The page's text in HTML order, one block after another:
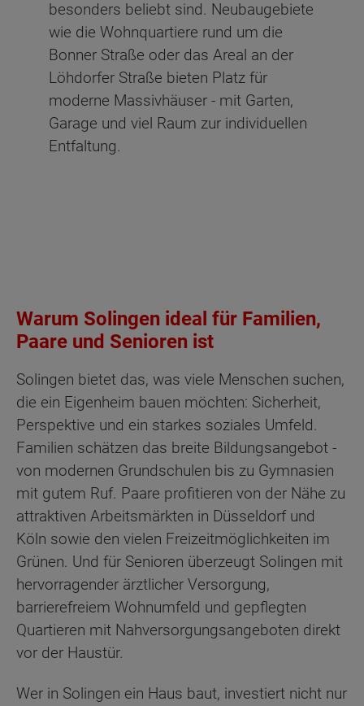
besonders beliebt sind. Neubaugebiete
wie die Wohnquartiere rund um die
Bonner Straße oder das Areal an der
Löhdorfer Straße bieten Platz für
moderne Massivhäuser - mit Garten,
Garage und viel Raum zur individuellen
Entfaltung.
Warum Solingen ideal für Familien,
Paare und Senioren ist
Solingen bietet das, was viele Menschen suchen,
die ein Eigenheim bauen möchten: Sicherheit,
Perspektive und ein starkes soziales Umfeld.
Familien schätzen das breite Bildungsangebot -
von modernen Grundschulen bis zu Gymnasien
mit gutem Ruf. Paare profitieren von der Nähe zu
attraktiven Arbeitsmärkten in Düsseldorf und
Köln sowie den vielen Freizeitmöglichkeiten im
Grünen. Und für Senioren überzeugt Solingen mit
hervorragender ärztlicher Versorgung,
barrierefreiem Wohnumfeld und gepflegten
Quartieren mit Nahversorgungsangeboten direkt
vor der Haustür.
Wer in Solingen ein Haus baut, investiert nicht nur